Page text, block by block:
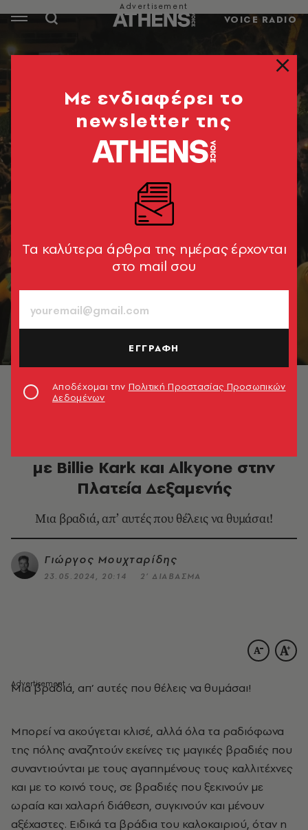
VOICE RADIO
με Billie Kark και Alkyone στην
Πλατεία Δεξαμενής
Μια βραδιά, απ’ αυτές που θέλεις να θυμάσαι!
Γιώργος Μουχταρίδης
23.05.2024, 20:14 2’ ΔΙΑΒΑΣΜΑ
Μια βραδιά, απ’ αυτές που θέλεις να θυμάσαι!
Μπορεί να ακούγεται κλισέ, αλλά όλα τα ραδιόφωνα
της πόλης αναζητούν εκείνες τις μαγικές βραδιές που
συναντιούνται με τους αγαπημένους τους καλλιτέχνες
και με το κοινό τους, σε βραδιές που ξεκινούν με
ωραία και χαλαρή διάθεση, συγκινούν και μένουν
αξέχαστες. Ειδικά τα βράδια του καλοκαιριού, όταν η
Mε ενδιαφέρει το
newsletter της
Tα καλύτερα άρθρα της ημέρας έρχονται
στο mail σου
ΕΓΓΡΑΦΗ
Αποδέχομαι την Πολιτική Προστασίας Προσωπικών
Δεδομένων